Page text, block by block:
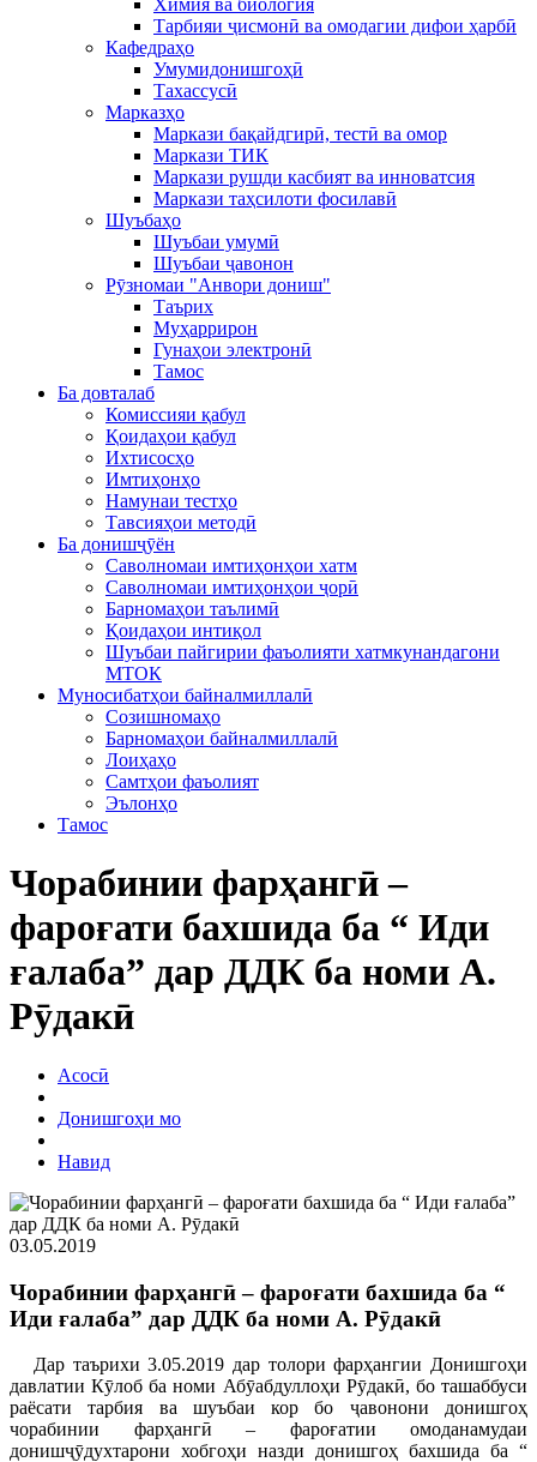
Химия ва биология
Тарбияи ҷисмонӣ ва омодагии дифои ҳарбӣ
Кафедраҳо
Умумидонишгоҳӣ
Тахассусӣ
Марказҳо
Маркази бақайдгирӣ, тестӣ ва омор
Маркази ТИК
Маркази рушди касбият ва инноватсия
Маркази таҳсилоти фосилавӣ
Шуъбаҳо
Шуъбаи умумӣ
Шуъбаи ҷавонон
Рӯзномаи "Анвори дониш"
Таърих
Муҳаррирон
Гунаҳои электронӣ
Тамос
Ба довталаб
Комиссияи қабул
Қоидаҳои қабул
Ихтисосҳо
Имтиҳонҳо
Намунаи тестҳо
Тавсияҳои методӣ
Ба донишҷӯён
Саволномаи имтиҳонҳои хатм
Саволномаи имтиҳонҳои ҷорӣ
Барномаҳои таълимӣ
Қоидаҳои интиқол
Шуъбаи пайгирии фаъолияти хатмкунандагони
МТОК
Муносибатҳои байналмиллалӣ
Созишномаҳо
Барномаҳои байналмиллалӣ
Лоиҳаҳо
Самтҳои фаъолият
Эълонҳо
Тамос
Чорабинии фарҳангӣ –
фароғати бахшида ба “ Иди
ғалаба” дар ДДК ба номи А.
Рӯдакӣ
Асосӣ
Донишгоҳи мо
Навид
03.05.2019
Чорабинии фарҳангӣ – фароғати бахшида ба “
Иди ғалаба” дар ДДК ба номи А. Рӯдакӣ
Дар таърихи 3.05.2019 дар толори фарҳангии Донишгоҳи
давлатии Кӯлоб ба номи Абӯабдуллоҳи Рӯдакӣ, бо ташаббуси
раёсати тарбия ва шуъбаи кор бо ҷавонони донишгоҳ
чорабинии фарҳангӣ – фароғатии омоданамудаи
донишҷӯдухтарони хобгоҳи назди донишгоҳ бахшида ба “